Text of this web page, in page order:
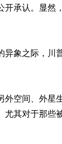
开承认。显然
异象之际，川
空间、外星
尤其对于那些